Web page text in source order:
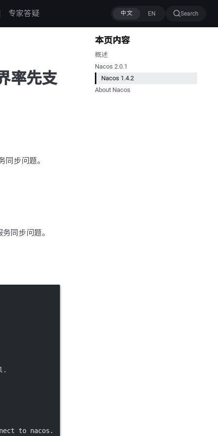
专家答疑 Search
率先支
同步问题。
同步问题。
to nacos.
本页内容
概述
Nacos 2.0.1
Nacos 1.4.2
About Nacos